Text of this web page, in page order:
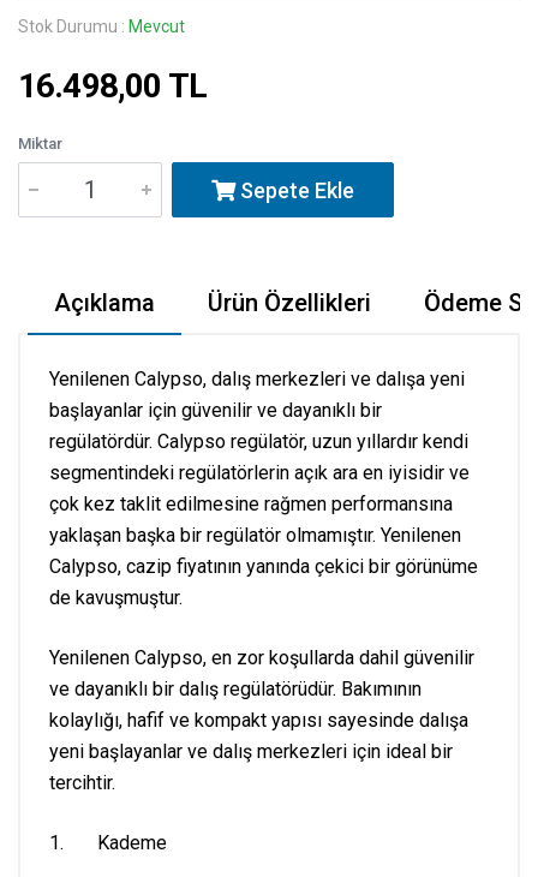
Stok Durumu : Mevcut
16.498,00 TL
Miktar
Sepete Ekle
Açıklama Ürün Özellikleri Ödeme
Yenilenen Calypso, dalış merkezleri ve dalışa yeni
başlayanlar için güvenilir ve dayanıklı bir
regülatördür. Calypso regülatör, uzun yıllardır kendi
segmentindeki regülatörlerin açık ara en iyisidir ve
çok kez taklit edilmesine rağmen performansına
yaklaşan başka bir regülatör olmamıştır. Yenilenen
Calypso, cazip fiyatının yanında çekici bir görünüme
de kavuşmuştur.
Yenilenen Calypso, en zor koşullarda dahil güvenilir
ve dayanıklı bir dalış regülatörüdür. Bakımının
kolaylığı, hafif ve kompakt yapısı sayesinde dalışa
yeni başlayanlar ve dalış merkezleri için ideal bir
tercihtir.
1. Kademe